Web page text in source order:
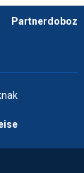
Partnerdoboz